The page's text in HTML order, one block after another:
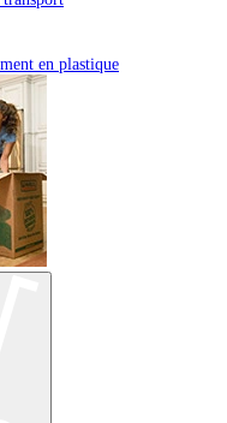
en plastique